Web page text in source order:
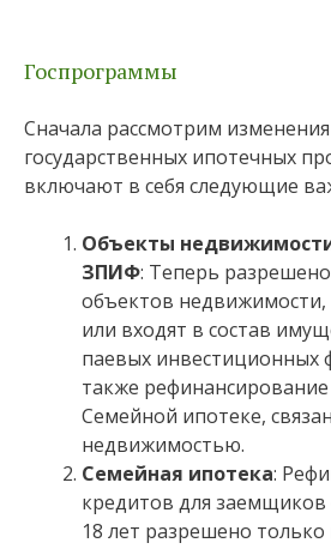
Госпрограммы
Сначала рассмотрим
государственных ипотечных
включают в себя следующие
Объекты недвижимости
ЗПИФ: Теперь
объектов
или входят в состав
паевых
также
Семейной ипотеке,
недвижимостью.
Семейная ипотека:
кредитов для
18 лет разрешено